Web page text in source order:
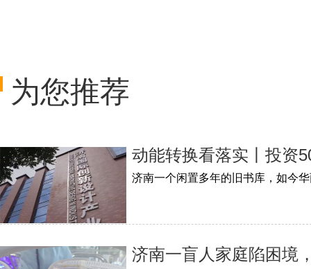
为您推荐
动能转换看落实丨投资
济南一个闲置多年的旧书库，如今
济南一盲人家庭陷困境